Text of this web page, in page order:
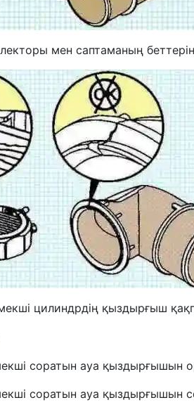
мен саптаманың
цилиндрдің қыздырғыш
соратын ауа қыздырғышын
соратын ауа қыздырғышын